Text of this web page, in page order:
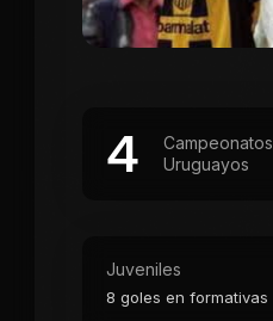
4
Campeonatos
Uruguayos
Juveniles
8 goles en formativas